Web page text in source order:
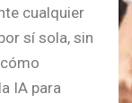
cualquier
sí sola, sin
IA para